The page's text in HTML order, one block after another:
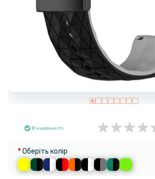
В наявності
Оберіть колір